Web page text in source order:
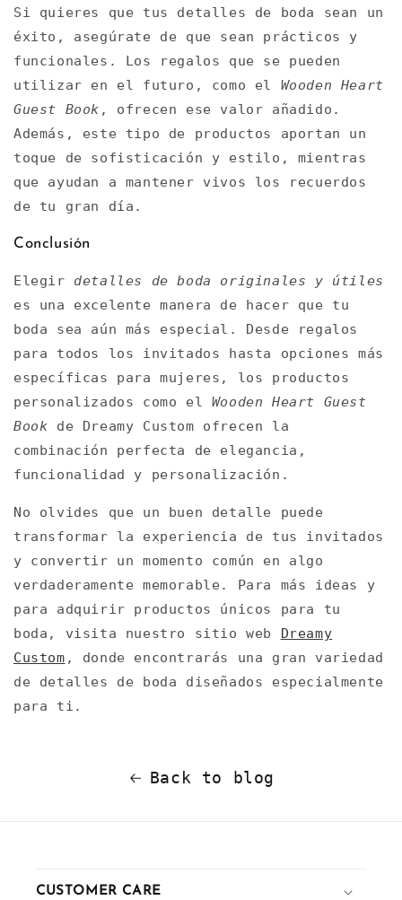
Si quieres que tus detalles de boda sean un
éxito, asegúrate de que sean prácticos y
funcionales. Los regalos que se pueden
utilizar en el futuro, como el Wooden Heart
Guest Book , ofrecen ese valor añadido.
Además, este tipo de productos aportan un
toque de sofisticación y estilo, mientras
que ayudan a mantener vivos los recuerdos
de tu gran día.
Conclusión
Elegir detalles de boda originales y útiles
es una excelente manera de hacer que tu
boda sea aún más especial. Desde regalos
para todos los invitados hasta opciones más
específicas para mujeres, los productos
personalizados como el Wooden Heart Guest
Book de Dreamy Custom ofrecen la
combinación perfecta de elegancia,
funcionalidad y personalización.
No olvides que un buen detalle puede
transformar la experiencia de tus invitados
y convertir un momento común en algo
verdaderamente memorable. Para más ideas y
para adquirir productos únicos para tu
boda, visita nuestro sitio web Dreamy
Custom , donde encontrarás una gran variedad
de detalles de boda diseñados especialmente
para ti.
Back to blog
CUSTOMER CARE